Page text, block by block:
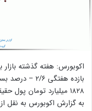
بازده هفتگی
١٨٢٨ میلیارد تومان پول حقیقی از بازار است.
به گزارش اکوبورس به نقل